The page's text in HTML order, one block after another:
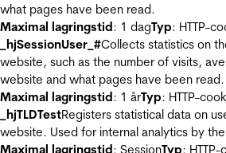
what pages have been read.
Maximal lagringstid: 1 dagTyp: HTTP-
_hjSessionUser_#Collects statistics on
website, such as the number of visits,
website and what pages have been read.
Maximal lagringstid: 1 årTyp: HTTP-
_hjTLDTestRegisters statistical data on
website. Used for internal analytics by
Maximal lagringstid: SessionTyp: